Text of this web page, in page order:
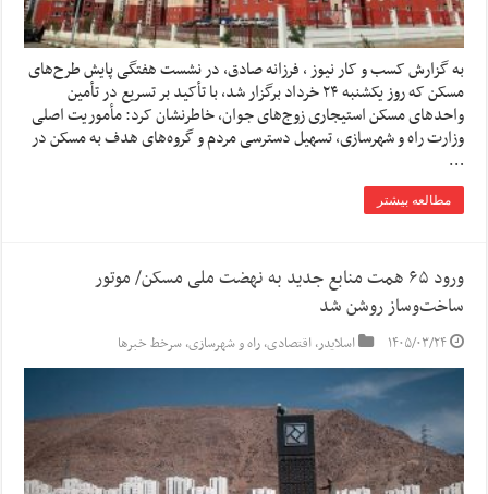
به گزارش کسب و کار نیوز ، فرزانه صادق، در نشست هفتگی پایش طرح‌های
مسکن که روز یکشنبه ۲۴ خرداد برگزار شد، با تأکید بر تسریع در تأمین
واحدهای مسکن استیجاری زوج‌های جوان، خاطرنشان کرد: مأموریت اصلی
وزارت راه و شهرسازی، تسهیل دسترسی مردم و گروه‌های هدف به مسکن در
…
مطالعه بیشتر
ورود ۶۵ همت منابع جدید به نهضت ملی مسکن/ موتور
ساخت‌وساز روشن‌ شد
۱۴۰۵/۰۳/۲۴ اسلایدر,اقتصادی,راه و شهرسازی,سرخط خبرها